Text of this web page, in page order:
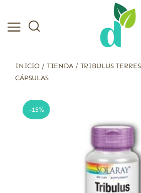
contenido
INICIO / TIENDA/ TRIBULUS
CÁPSULAS
-15%